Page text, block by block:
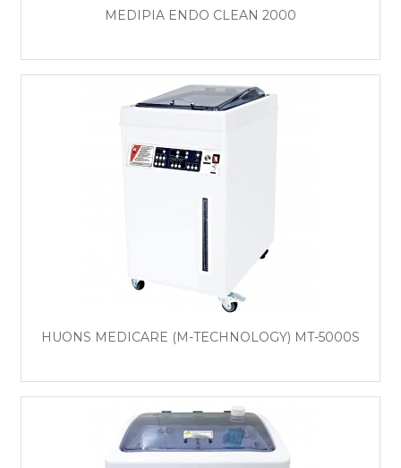
MEDIPIA ENDO CLEAN 2000
HUONS MEDICARE (M-TECHNOLOGY) MT-5000S